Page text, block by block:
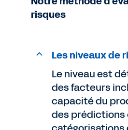
risques
Les niveaux de
Le niveau est
des facteurs
capacité du
des prédictions